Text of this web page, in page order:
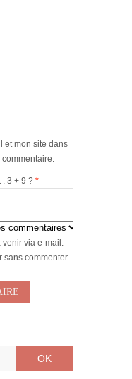
et mon site dans
: 3 + 9 ? *
venir via e-mail.
sans commenter.
OK